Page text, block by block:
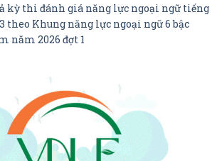
kỳ thi đánh giá năng lực ngoại ngữ tiếng
theo Khung năng lực ngoại ngữ 6 bậc
năm 2026 đợt 1